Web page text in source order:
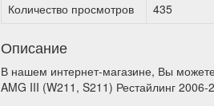
Количество просмотров
435
Описание
В нашем интернет-магазине, Вы
AMG III (W211, S211) Рестайлинг 2006-